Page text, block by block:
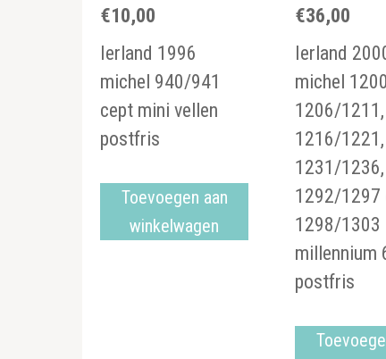
€10,00
Ierland 1996
michel 940/941
cept mini vellen
postfris
Toevoegen aan
winkelwagen
€36,00
Ierland
michel
1206/1211,
1216/1221,
1231/1236,
1292/1297
1298/1303
millennium
postfris